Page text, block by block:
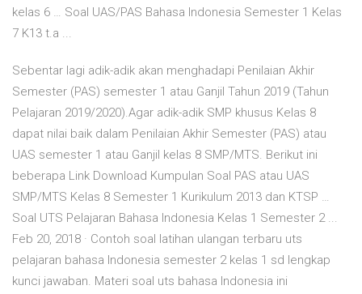
kelas 6 … Soal UAS/PAS Bahasa Indonesia Semester 1 Kelas
7 K13 t.a ...
Sebentar lagi adik-adik akan menghadapi Penilaian Akhir
Semester (PAS) semester 1 atau Ganjil Tahun 2019 (Tahun
Pelajaran 2019/2020).Agar adik-adik SMP khusus Kelas 8
dapat nilai baik dalam Penilaian Akhir Semester (PAS) atau
UAS semester 1 atau Ganjil kelas 8 SMP/MTS. Berikut ini
beberapa Link Download Kumpulan Soal PAS atau UAS
SMP/MTS Kelas 8 Semester 1 Kurikulum 2013 dan KTSP …
Soal UTS Pelajaran Bahasa Indonesia Kelas 1 Semester 2 ...
Feb 20, 2018 · Contoh soal latihan ulangan terbaru uts
pelajaran bahasa Indonesia semester 2 kelas 1 sd lengkap
kunci jawaban. Materi soal uts bahasa Indonesia ini